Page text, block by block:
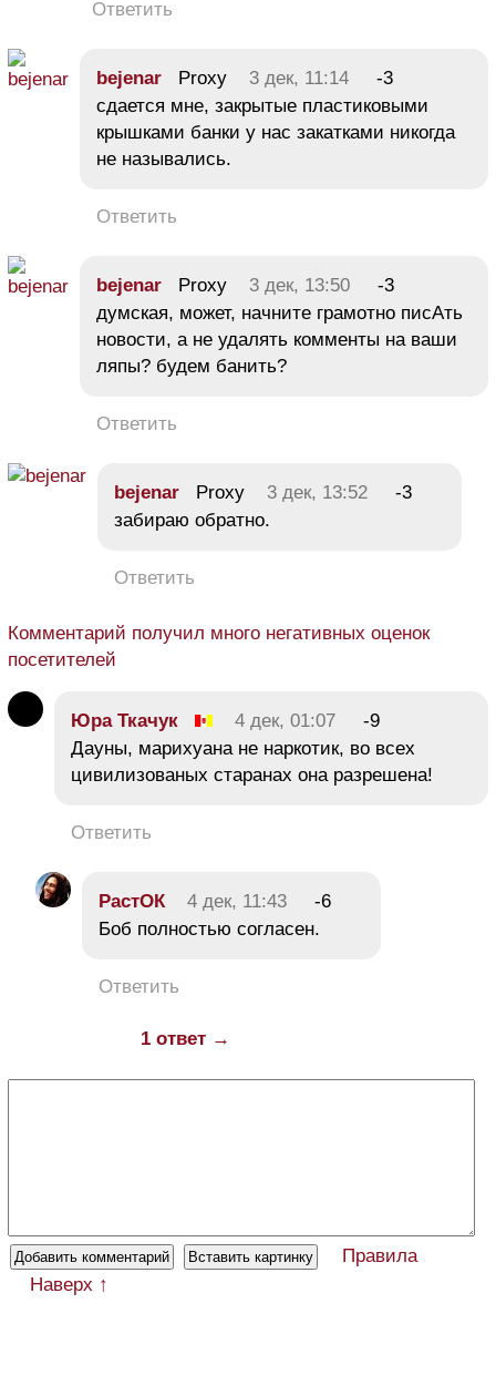
Ответить
bejenar Proxy 3 дек, 11:14
-3
сдается мне, закрытые пластиковыми
крышками банки у нас закатками никогда
не назывались.
Ответить
bejenar Proxy 3 дек, 13:50
-3
думская, может, начните грамотно писАть
новости, а не удалять комменты на ваши
ляпы? будем банить?
Ответить
bejenar Proxy 3 дек, 13:52
-3
забираю обратно.
Ответить
Комментарий получил много негативных оценок
посетителей
Юра Ткачук 4 дек, 01:07
-9
Дауны, марихуана не наркотик, во всех
цивилизованых старанах она разрешена!
Ответить
РастОК 4 дек, 11:43
-6
Боб полностью согласен.
Ответить
1 ответ →
Правила
Наверх ↑